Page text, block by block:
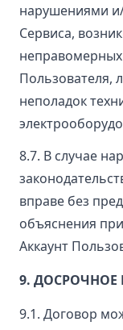
нарушениями
Сервиса,
Пользователя,
неполадок
8.7. В случае
вправе без
объяснения
Аккаунт
9. ДОСРОЧНОЕ
9.1. Договор